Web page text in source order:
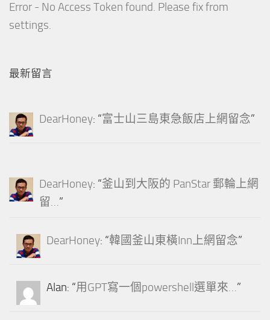
Error - No Access Token found. Please fix from
settings.
最新留言
DearHoney: “富士山三島東急飯店上網留念”
DearHoney: “釜山到大阪的 PanStar 郵輪上網
留…”
DearHoney: “韓國釜山東橫Inn上網留念”
Alan: “用GPT寫一個powershell選單來…”